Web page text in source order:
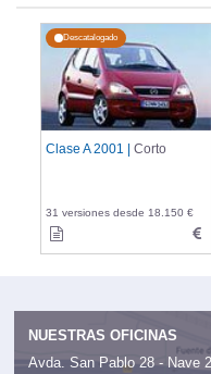
Descatalogado
Clase A 2001 | Corto
31 versiones desde 18.150 €
NUESTRAS OFICINAS
Avda. San Pablo 28 - Nave